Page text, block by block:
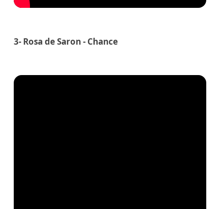
3- Rosa de Saron - Chance